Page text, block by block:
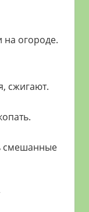
на огороде.
сжигают.
смешанные